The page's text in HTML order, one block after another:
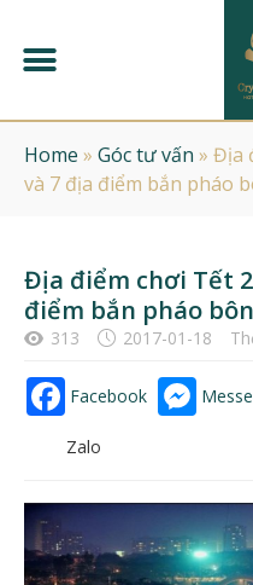
Home » Góc tư vấn » Địa
và 7 địa điểm bắn pháo
Địa điểm chơi Tết
điểm bắn pháo
313 2017-01-18
Facebook
Zalo